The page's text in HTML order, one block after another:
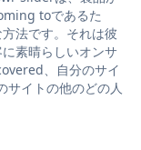
toであるた
法です。それは彼
素晴らしいオンサ
、自分のサイ
サイトの他のどの人